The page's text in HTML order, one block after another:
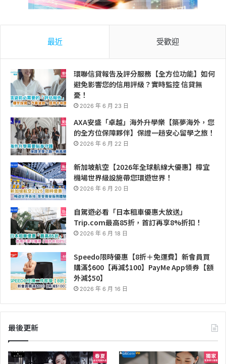
最近 受歡迎
環聯信貸報告及評分服務【全方位功能】如何
避免影響您的信用評級？實時監控 信貸無
憂！
2026 年 6 月 23 日
AXA安盛「卓越」海外升學樂【築夢海外，您
的全方位保障夥伴】保證一趟安心留學之旅！
2026 年 6 月 22 日
新加坡航空【2026年全球航線大優惠】樟宜
機場世界級設施帶您環遊世界！
2026 年 6 月 20 日
自駕遊必看「日本租車優惠大放送」
Trip.com最高85折，首訂再享8%折扣！
2026 年 6 月 18 日
Speedo限時優惠【8折＋免運費】新會員買
購滿$600【再減$100】PayMe App領券【額
外減$50】
2026 年 6 月 16 日
最後更新